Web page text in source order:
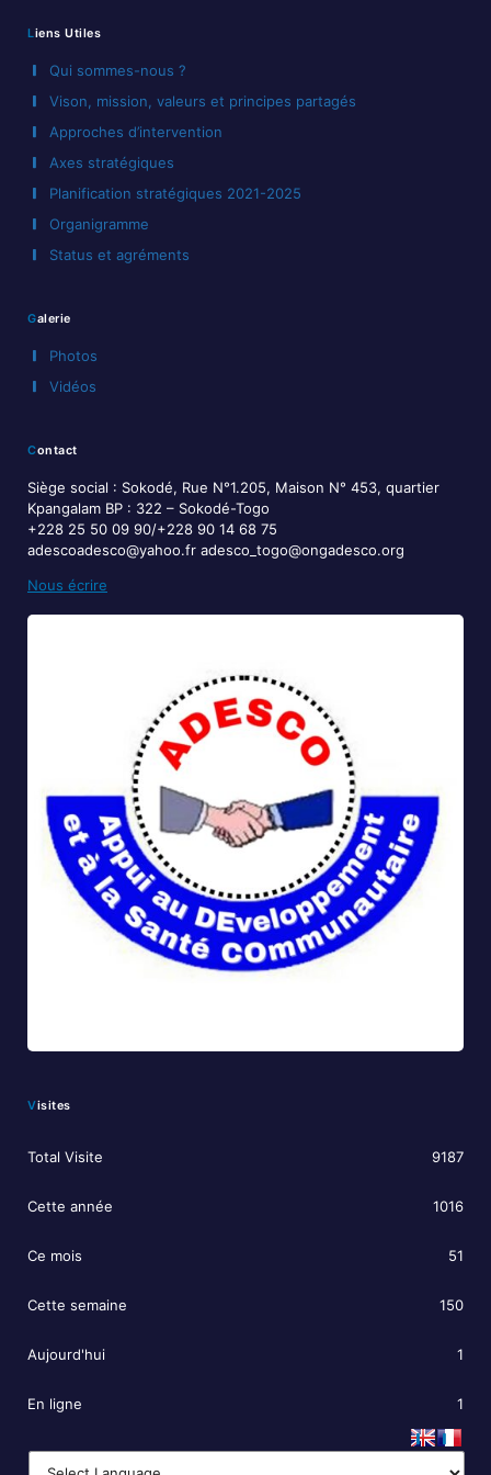
Liens Utiles
Qui sommes-nous ?
Vison, mission, valeurs et principes partagés
Approches d’intervention
Axes stratégiques
Planification stratégiques 2021-2025
Organigramme
Status et agréments
Galerie
Photos
Vidéos
Contact
Siège social : Sokodé, Rue N°1.205, Maison N° 453, quartier
Kpangalam BP : 322 – Sokodé-Togo
+228 25 50 09 90/+228 90 14 68 75
adescoadesco@yahoo.fr adesco_togo@ongadesco.org
Nous écrire
Visites
Total Visite 9187
Cette année 1016
Ce mois 51
Cette semaine 150
Aujourd'hui 1
En ligne 1